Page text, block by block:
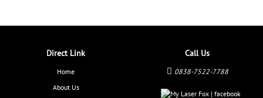
Direct Link
Home
About Us
Call Us
0838-7522-7788